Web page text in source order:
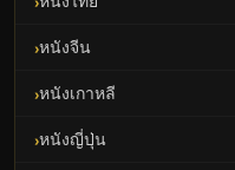
หนังจีน
หนังเกาหลี
หนังญี่ปุ่น